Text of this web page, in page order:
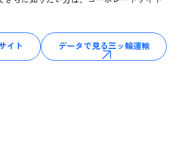
イト データで見る三ッ輪運輸